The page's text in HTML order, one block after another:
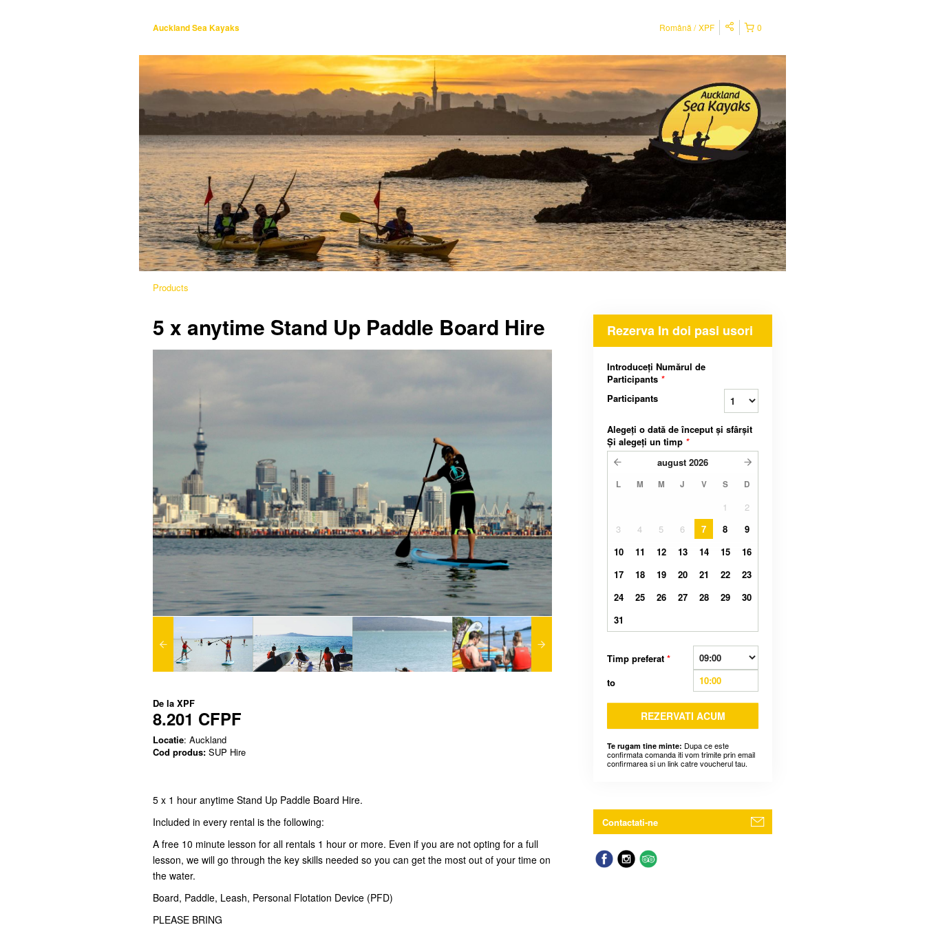
Auckland Sea Kayaks 0
Română XPF
Products
5 x anytime Stand Up Paddle Board Hire
De la XPF
8.201 CFPF
Locatie: Auckland
Cod produs: SUP Hire
5 x 1 hour anytime Stand Up Paddle Board Hire.
Included in every rental is the following:
A free 10 minute lesson for all rentals 1 hour or more. Even if you are not opting for a full
lesson, we will go through the key skills needed so you can get the most out of your time on
the water.
Board, Paddle, Leash, Personal Flotation Device (PFD)
PLEASE BRING
Rezerva In doi pasi usori
Introduceți Numărul de
Participants *
Participants
Alegeți o dată de început și sfârșit
Și alegeți un timp *
august 2026
L M M J V S D
1
2
3
4 5 6 7 8
9
10
11 12 13 14 15
16
17
18 19 20 21 22
23
24
25 26 27 28 29
30
31
Timp preferat *
to
REZERVATI ACUM
Te rugam tine minte: Dupa ce este
confirmata comanda iti vom trimite prin email
confirmarea si un link catre voucherul tau.
Contactati-ne